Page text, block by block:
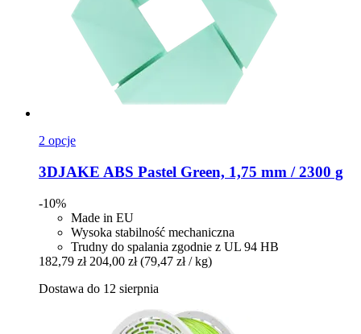
2 opcje
3DJAKE ABS Pastel Green, 1,75 mm / 2300 g
-10%
Made in EU
Wysoka stabilność mechaniczna
Trudny do spalania zgodnie z UL 94 HB
182,79 zł 204,00 zł (79,47 zł / kg)
Dostawa do 12 sierpnia